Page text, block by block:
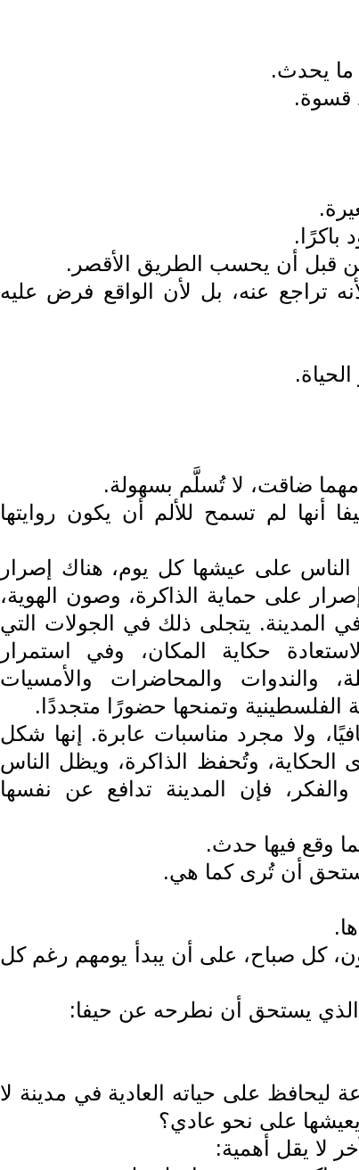
ما يحدث.
قسوة.
باكرًا.
قبل أن يحسب الطريق الأقصر.
تراجع عنه، بل لأن الواقع فرض عليه
مهما ضاقت، لا تُسلَّم بسهولة.
أنها لم تسمح للألم أن يكون روايتها
الناس على عيشها كل يوم، هناك إصرار
إصرار على حماية الذاكرة، وصون الهوية،
المدينة. يتجلى ذلك في الجولات التي
حكاية المكان، وفي استمرار
والندوات والمحاضرات والأمسيات
الفلسطينية وتمنحها حضورًا متجددًا.
ولا مجرد مناسبات عابرة. إنها شكل
الحكاية، وتُحفظ الذاكرة، ويظل الناس
فإن المدينة تدافع عن نفسها
وقع فيها حدث.
تستحق أن تُرى كما هي.
كل صباح، على أن يبدأ يومهم رغم كل
الذي يستحق أن نطرحه عن حيفا:
ليحافظ على حياته العادية في مدينة لا
على نحو عادي؟
لا يقل أهمية: